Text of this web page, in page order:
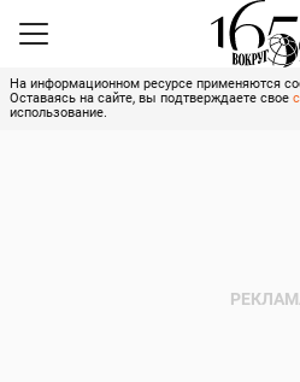
На информационном ресурсе применяются
Оставаясь на сайте, вы подтверждаете свое
использование.